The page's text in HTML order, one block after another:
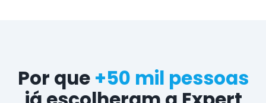
Por que +50 mil pessoas